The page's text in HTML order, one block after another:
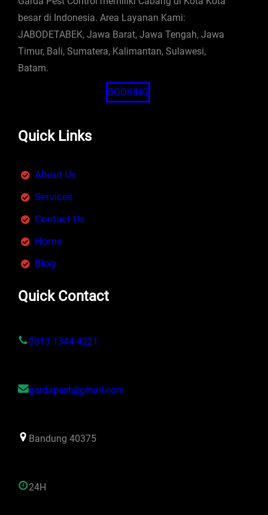
besar di Indonesia. Area Layanan Kami:
JABODETABEK, Jawa Barat, Jawa Tengah, Jawa
Timur, Bali, Sumatera, Kalimantan, Sulawesi,
Batam.
BOOKING
Quick Links
About Us
Services
Contact Us
Home
Blog
Quick Contact
0813 1344 4221
gardapest@gmail.com
Bandung 40375
24H